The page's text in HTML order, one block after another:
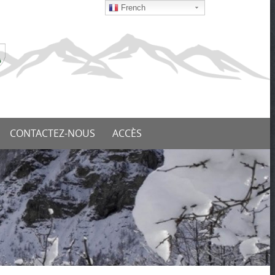
CONTACTEZ-NOUS ACCÈS
French